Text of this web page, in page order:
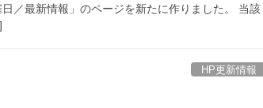
／最新情報」のページを新たに作りました。 当該
HP更新情報